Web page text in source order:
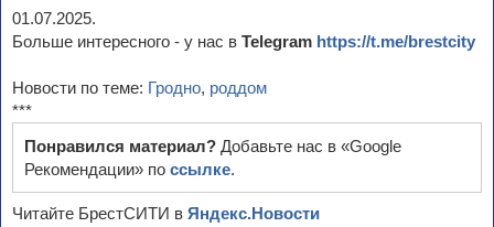
01.07.2025.
Больше интересного - у нас в Telegram https://t.me/brestcity
Новости по теме: Гродно, роддом
***
Понравился материал? Добавьте нас в «Google
Рекомендации» по ссылке.
Читайте БрестСИТИ в Яндекс.Новости